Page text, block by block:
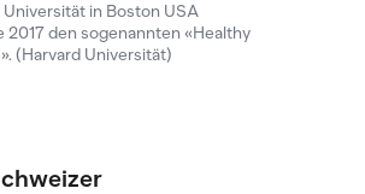
Universität in Boston USA
2017 den sogenannten «Healthy
(Harvard Universität)